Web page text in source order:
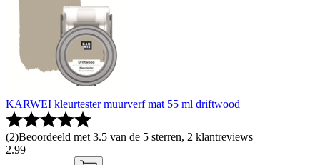
KARWEI kleurtester muurverf mat 55 ml driftwood
(2)Beoordeeld met 3.5 van de 5 sterren, 2 klantreviews
2.99